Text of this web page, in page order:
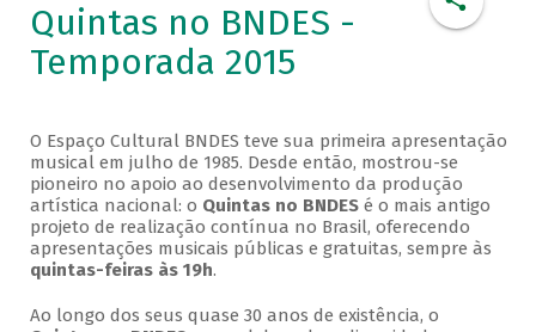
Quintas no BNDES -
Temporada 2015
O Espaço Cultural BNDES teve sua primeira apresentação
musical em julho de 1985. Desde então, mostrou-se
pioneiro no apoio ao desenvolvimento da produção
artística nacional: o Quintas no BNDESé o mais antigo
projeto de realização contínua no Brasil, oferecendo
apresentações musicais públicas e gratuitas, sempre às
quintas-feiras às 19h.
Ao longo dos seus quase 30 anos de existência, o